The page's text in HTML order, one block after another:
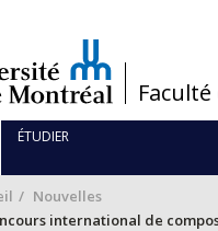
/
ÉTUDIER
Nouvelles
international de